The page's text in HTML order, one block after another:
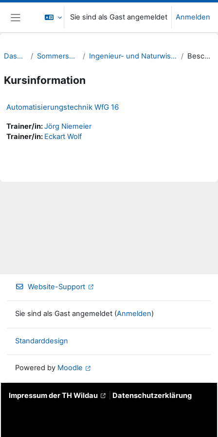
Zum Hauptinhalt
Website-Übersicht
Sie sind als Gast angemeldet Anmelden
Dashboard Sommersemester 20 Ingenieur- und Naturwissenschaften (INW) Beschreibung
Kursinformation
Automatisierungstechnik WfG 16
Trainer/in:Jörg Niemeier
Trainer/in: Eckart Wolf
Website-Support
Sie sind als Gast angemeldet (Anmelden)
Standarddesign
Powered by Moodle
Impressum der TH Wildau Datenschutzerklärung